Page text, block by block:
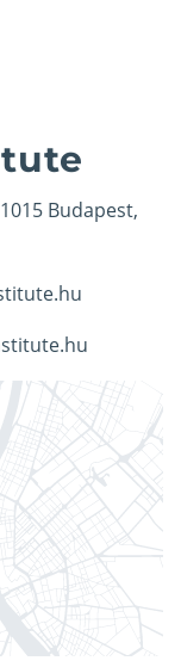
Budapest,